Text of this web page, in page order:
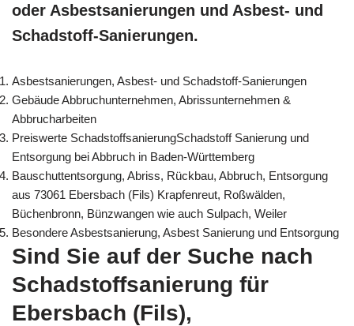
oder Asbestsanierungen und Asbest- und
Schadstoff-Sanierungen.
Asbestsanierungen, Asbest- und Schadstoff-Sanierungen
Gebäude Abbruchunternehmen, Abrissunternehmen &
Abbrucharbeiten
Preiswerte SchadstoffsanierungSchadstoff Sanierung und
Entsorgung bei Abbruch in Baden-Württemberg
Bauschuttentsorgung, Abriss, Rückbau, Abbruch, Entsorgung
aus 73061 Ebersbach (Fils) Krapfenreut, Roßwälden,
Büchenbronn, Bünzwangen wie auch Sulpach, Weiler
Besondere Asbestsanierung, Asbest Sanierung und Entsorgung
Sind Sie auf der Suche nach
Schadstoffsanierung für
Ebersbach (Fils),